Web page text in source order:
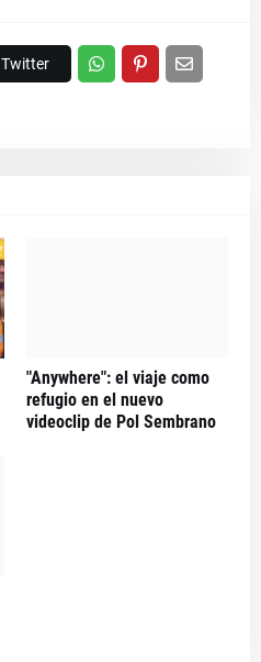
Twitter
"Anywhere": el viaje como
refugio en el nuevo
videoclip de Pol Sembrano